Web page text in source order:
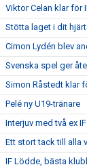
Viktor Celan klar för
Stötta laget i dit
Cimon Lydén blev
Svenska spel ger
Simon Råstedt klar
Pelé ny U19-tränare
Interjuv med två ex
Ett stort tack till alla
IF Lödde, bästa